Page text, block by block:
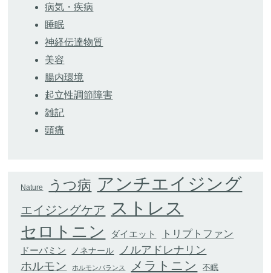
病気・疾病
睡眠
神経伝達物質
美容
腸内環境
起立性調節障害
雑記
頭痛
Nature うつ病 アンチエイジング
エイジングケア ストレス
セロトニン ダイエット トリプトファン
ドーパミン ノネナール ノルアドレナリン
ホルモン ホルモンバランス メラトニン 不眠